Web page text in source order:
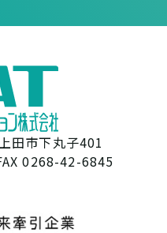
田市下丸子401
0268-42-6845